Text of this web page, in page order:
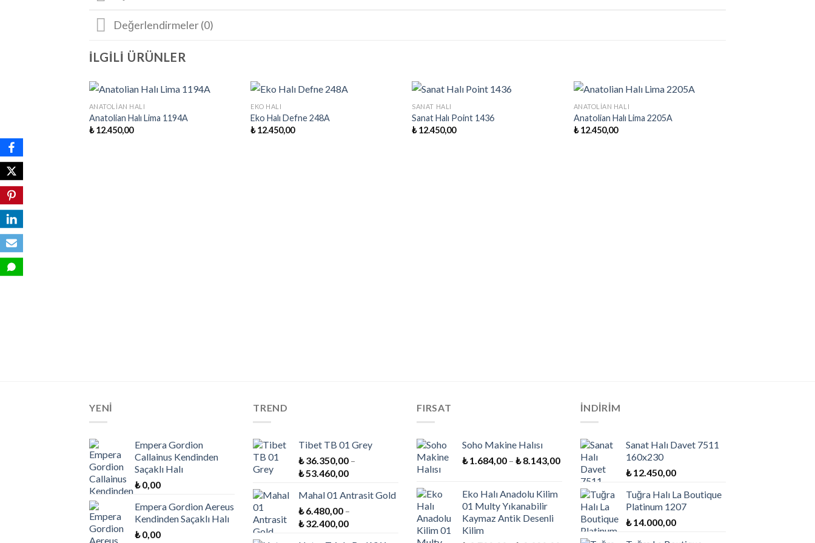
Değerlendirmeler (0)
İLGILI ÜRÜNLER
ANATOLIAN HALI
Anatolian Halı Lima 1194A
₺12.450,00
+
EKO HALI
Eko Halı Defne 248A
₺12.450,00
SANAT HALI
Sanat Halı Point 1436
₺12.450,00
ANATOLIAN HALI
Anatolian Halı Lima 2205A
₺12.450,00
YENİ
Empera Gordion
Callainus Kendinden
Saçaklı Halı
₺0,00
Empera Gordion Aereus
Kendinden Saçaklı Halı
₺0,00
TREND
Tibet TB 01 Grey
₺36.350,00 –
₺53.460,00Fiyat
₺ 36.350,00
-
₺ 53.460,00
Mahal 01 Antrasit Gold
₺6.480,00 –
₺32.400,00Fiyat
FIRSAT
Soho Makine Halısı
₺1.684,00 – ₺8.143,00Fiyat
aralığı:
₺ 1.684,00
₺ 8.143,00
Eko Halı Anadolu Kilim
01 Multy Yıkanabilir
Kaymaz Antik Desenli
Kilim
İNDİRİM
Sanat Halı Davet 7511
160x230
₺12.450,00
Tuğra Halı La Boutique
Platinum 1207
₺14.000,00